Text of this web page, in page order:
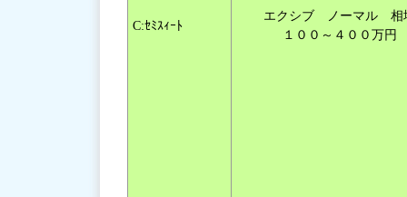
C:ｾﾐｽｨｰﾄ
エクシブ ノーマル 相
１００～４００万円